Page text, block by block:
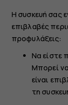
Η συσκευή σας
επιβλαβές
προφυλάξεις:
Να είστε
Μπορεί
είναι
τη